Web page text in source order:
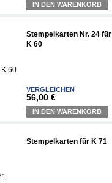
IN DEN WARENKORB
Stempelkarten Nr. 24 für
K 60
VERGLEICHEN
56,00 €
IN DEN WARENKORB
Stempelkarten für K 71